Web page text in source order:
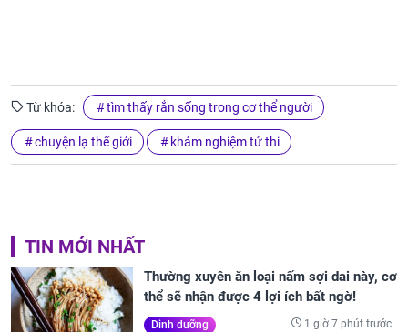
Từ khóa: tìm thấy rắn sống trong cơ thể người
chuyện lạ thế giới khám nghiệm tử thi
TIN MỚI NHẤT
Thường xuyên ăn loại nấm sợi dai này, cơ
thể sẽ nhận được 4 lợi ích bất ngờ!
Dinh dưỡng 1 giờ 7 phút trước